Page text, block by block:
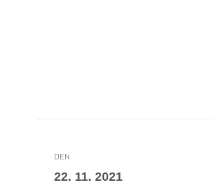
22. 11. 2021